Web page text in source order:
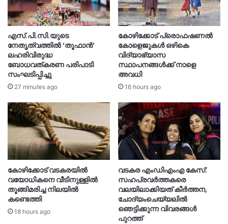
എസ്.പി.സി.യുടെ
നേതൃത്വത്തിൽ ‘തൂഫാൻ’
ലഹരിവിരുദ്ധ
ബോധവത്കരണ പരിപാടി
സംഘടിപ്പിച്ചു
27 minutes ago
കോഴിക്കോട് പ്രൊഫഷണൽ
കോളെജുകൾ ഒഴികെ
വിദ്യാഭ്യാസ
സ്ഥാപനങ്ങൾക്ക് നാളെ
അവധി
16 hours ago
കോഴിക്കോട് വടകരയിൽ
വയോധികനെ വീടിനുള്ളിൽ
തൂങ്ങിമരിച്ച നിലയിൽ
കണ്ടെത്തി
18 hours ago
വടകര എംഡിഎംഎ കേസ്:
സഹപ്രവർത്തകരെ
വലയിലാക്കിയത് കീർത്തന,
ചോദ്യംചെയ്യലിൽ
ഞെട്ടിക്കുന്ന വിവരങ്ങൾ
പുറത്ത്